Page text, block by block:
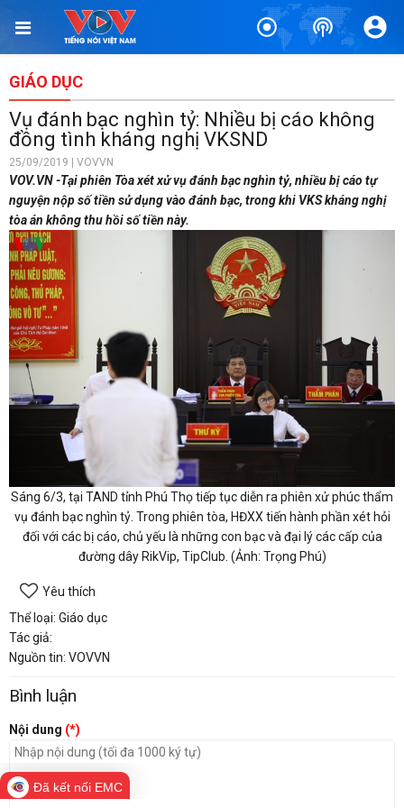
GIÁO DỤC
Vụ đánh bạc nghìn tỷ: Nhiều bị cáo không
đồng tình kháng nghị VKSND
25/09/2019 | VOVVN
VOV.VN -Tại phiên Tòa xét xử vụ đánh bạc nghìn tỷ, nhiều bị cáo tự
nguyện nộp số tiền sử dụng vào đánh bạc, trong khi VKS kháng nghị
tòa án không thu hồi số tiền này.
Sáng 6/3, tại TAND tỉnh Phú Thọ tiếp tục diễn ra phiên xử phúc thẩm
vụ đánh bạc nghìn tỷ. Trong phiên tòa, HĐXX tiến hành phần xét hỏi
đối với các bị cáo, chủ yếu là những con bạc và đại lý các cấp của
đường dây RikVip, TipClub. (Ảnh: Trọng Phú)
Yêu thích
Thể loại: Giáo dục
Tác giả:
Nguồn tin: VOVVN
Bình luận
Nội dung (*)
Đã kết nối EMC